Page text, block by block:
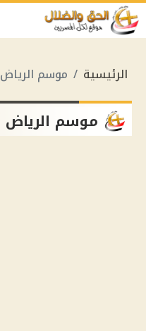
الرئيسية موسم الرياض
موسم الرياض